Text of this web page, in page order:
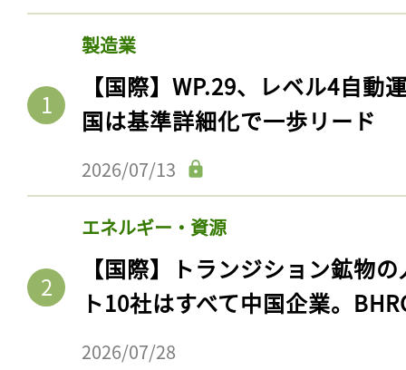
製造業
【国際】WP.29、レベル4自動
国は基準詳細化で一歩リード
2026/07/13
エネルギー・資源
【国際】トランジション鉱物
ト10社はすべて中国企業。
2026/07/28